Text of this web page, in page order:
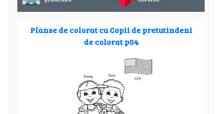
Planse de colorat cu Copii de pretutindeni
de colorat p04